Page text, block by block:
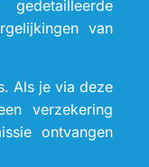
van
Als je via deze
verzekering
ontvangen